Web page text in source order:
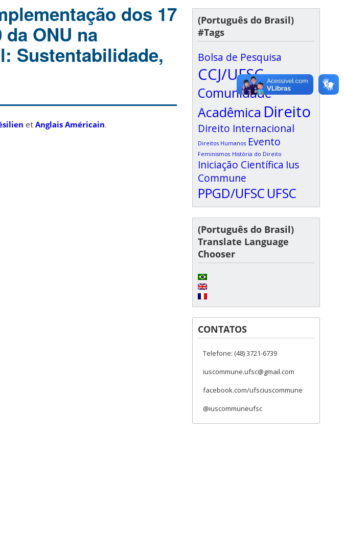
dos 17
ONU na
Sustentabilidade,
et Anglais Américain.
(Português do Brasil)
#Tags
Bolsa de Pesquisa
CCJ/UFSC
Comunidade
Acadêmica Direito
Direito Internacional
Direitos Humanos Evento
Feminismos História do Direito
Iniciação Científica Ius
Commune
PPGD/UFSC UFSC
(Português do Brasil)
Translate Language
Chooser
CONTATOS
Telefone: (48) 3721-6739
iuscommune.ufsc@gmail.com
facebook.com/ufsciuscommune
@iuscommuneufsc